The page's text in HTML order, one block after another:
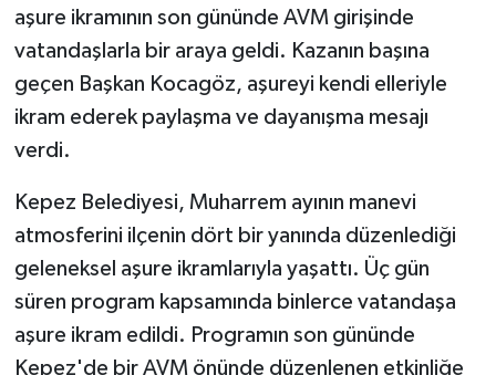
aşure ikramının son gününde AVM girişinde
vatandaşlarla bir araya geldi. Kazanın başına
geçen Başkan Kocagöz, aşureyi kendi elleriyle
ikram ederek paylaşma ve dayanışma mesajı
verdi.
Kepez Belediyesi, Muharrem ayının manevi
atmosferini ilçenin dört bir yanında düzenlediği
geleneksel aşure ikramlarıyla yaşattı. Üç gün
süren program kapsamında binlerce vatandaşa
aşure ikram edildi. Programın son gününde
Kepez'de bir AVM önünde düzenlenen etkinliğe
Güvenlik
HABERDE İNSAN
İNSAN
Jandarma
Kadın